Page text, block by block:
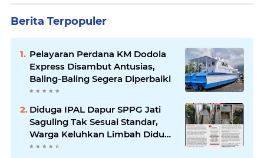
Berita Terpopuler
Pelayaran Perdana KM Dodola
Express Disambut Antusias,
Baling-Baling Segera Diperbaiki
Diduga IPAL Dapur SPPG Jati
Saguling Tak Sesuai Standar,
Warga Keluhkan Limbah Diduga
Mengalir ke Sungai